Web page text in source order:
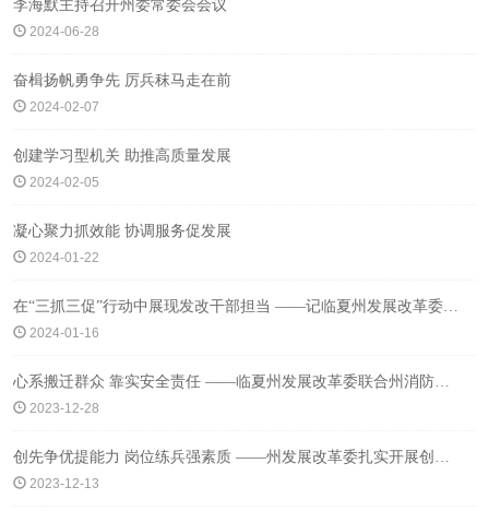
李海默主持召开州委常委会会议
2024-06-28
奋楫扬帆勇争先 厉兵秣马走在前
2024-02-07
创建学习型机关 助推高质量发展
2024-02-05
凝心聚力抓效能 协调服务促发展
2024-01-22
在“三抓三促”行动中展现发改干部担当 ——记临夏州发展改革委国民经济综合科集体
2024-01-16
心系搬迁群众 靠实安全责任 ——临夏州发展改革委联合州消防救援支队开展易地扶贫搬迁安置区消防安全大督查
2023-12-28
创先争优提能力 岗位练兵强素质 ——州发展改革委扎实开展创先争优提能力“大练兵”活动
2023-12-13